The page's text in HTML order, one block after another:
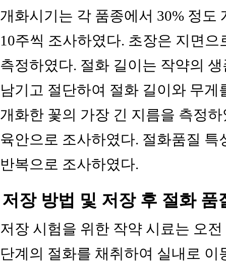
개화시기는 각 품종에서 30% 정도
10주씩 조사하였다. 초장은 지면
측정하였다. 절화 길이는 작약의
남기고 절단하여 절화 길이와 무
개화한 꽃의 가장 긴 지름을 측정
육안으로 조사하였다. 절화품질 특
반복으로 조사하였다.
저장 방법 및 저장 후 절화 품
저장 시험을 위한 작약 시료는 오
단계의 절화를 채취하여 실내로 이